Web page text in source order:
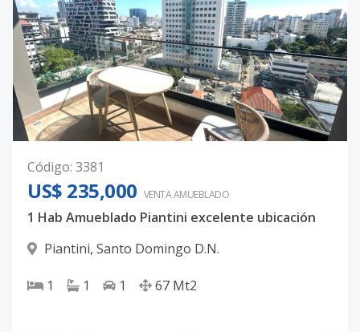
Código: 3381
US$ 235,000 VENTA AMUEBLADO
1 Hab Amueblado Piantini excelente ubicación
Piantini, Santo Domingo D.N.
1 1 1 67 Mt2